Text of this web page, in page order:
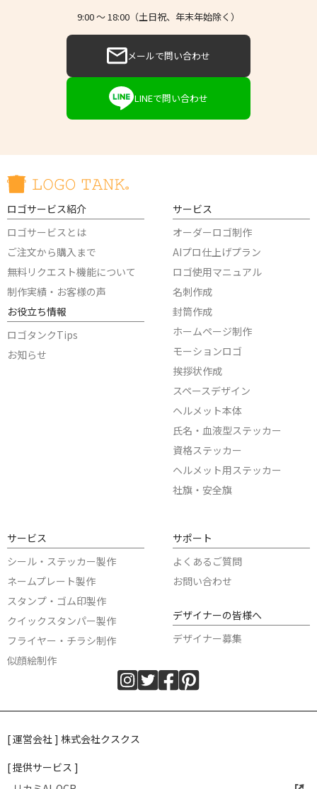
9:00 〜 18:00（土日祝、年末年始除く）
メールで問い合わせ
LINEで問い合わせ
ロゴサービス紹介
ロゴサービスとは
ご注文から購入まで
無料リクエスト機能について
制作実績・お客様の声
お役立ち情報
ロゴタンクTips
お知らせ
サービス
オーダーロゴ制作
AIプロ仕上げプラン
ロゴ使用マニュアル
名刺作成
封筒作成
ホームページ制作
モーションロゴ
挨拶状作成
スペースデザイン
ヘルメット本体
氏名・血液型ステッカー
資格ステッカー
ヘルメット用ステッカー
社旗・安全旗
サービス
シール・ステッカー製作
ネームプレート製作
スタンプ・ゴム印製作
クイックスタンパー製作
フライヤー・チラシ制作
似顔絵制作
サポート
よくあるご質問
お問い合わせ
デザイナーの皆様へ
デザイナー募集
[ 運営会社 ] 株式会社クスクス
[ 提供サービス ]